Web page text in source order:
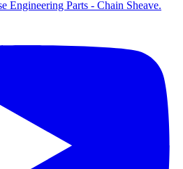
Engineering Parts - Chain Sheave.